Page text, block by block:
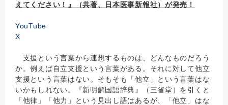
えてください！』（共著、日本医事新報社）が発売！
YouTube
X
支援という言葉から連想するものは、どんなものだろう
か。例えば自立支援という言葉がある。それに対して他立
支援という言葉はない。そもそも「他立」という言葉はな
いかもしれない。『新明解国語辞典』（三省堂）を引くと
「他律」「他力」という見出し語はあるが、「他立」はな